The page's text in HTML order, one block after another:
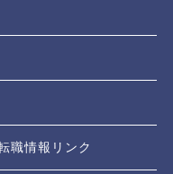
職情報リンク